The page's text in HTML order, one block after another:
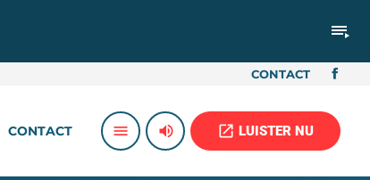
playlist_play
CONTACT
CONTACT menu volume_up open_in_new LUISTER NU